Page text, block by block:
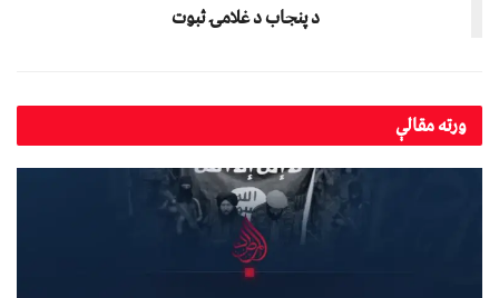
د پنجاب د غلامۍ ثبوت
ورتهمقالې